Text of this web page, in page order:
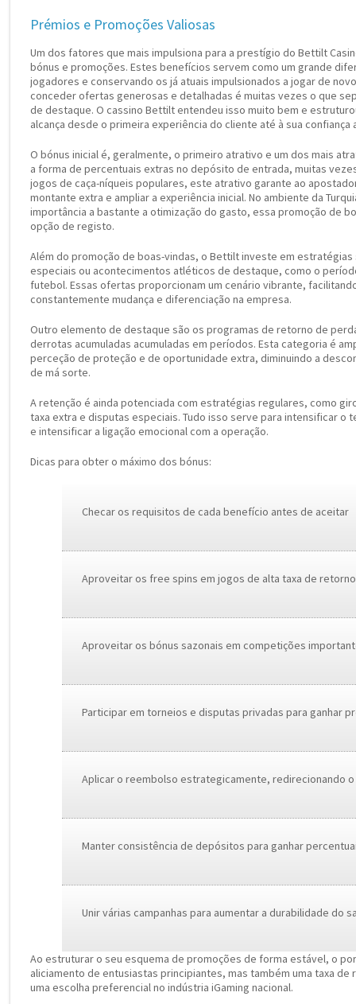
Prémios e Promoções Valiosas
Um dos fatores que mais impulsiona para a prestígio do Bettilt
bónus e promoções. Estes benefícios servem como um grande
jogadores e conservando os já atuais impulsionados a jogar de
conceder ofertas generosas e detalhadas é muitas vezes o que
de destaque. O cassino Bettilt entendeu isso muito bem e
alcança desde o primeira experiência do cliente até à sua confiança
O bónus inicial é, geralmente, o primeiro atrativo e um dos mais
a forma de percentuais extras no depósito de entrada, muitas
jogos de caça-níqueis populares, este atrativo garante ao
montante extra e ampliar a experiência inicial. No ambiente da
importância a bastante a otimização do gasto, essa promoção de
opção de registo.
Além do promoção de boas-vindas, o Bettilt investe em
especiais ou acontecimentos atléticos de destaque, como o
futebol. Essas ofertas proporcionam um cenário vibrante,
constantemente mudança e diferenciação na empresa.
Outro elemento de destaque são os programas de retorno de
derrotas acumuladas acumuladas em períodos. Esta categoria é
perceção de proteção e de oportunidade extra, diminuindo a
de má sorte.
A retenção é ainda potenciada com estratégias regulares, como
taxa extra e disputas especiais. Tudo isso serve para intensificar o
e intensificar a ligação emocional com a operação.
Dicas para obter o máximo dos bónus:
Checar os requisitos de cada benefício antes de aceitar
Aproveitar os free spins em jogos de alta taxa de
Aproveitar os bónus sazonais em competições
Participar em torneios e disputas privadas para ganhar
Aplicar o reembolso estrategicamente, redirecionando
Manter consistência de depósitos para ganhar
Unir várias campanhas para aumentar a durabilidade do
Ao estruturar o seu esquema de promoções de forma estável, o
aliciamento de entusiastas principiantes, mas também uma taxa
uma escolha preferencial no indústria iGaming nacional.